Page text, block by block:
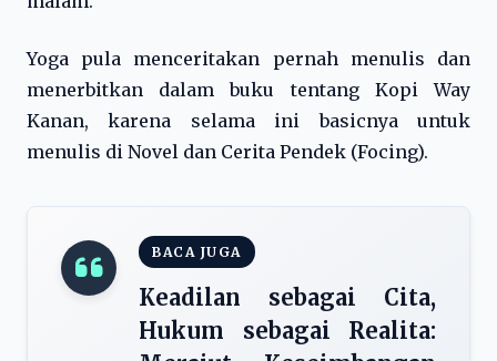
Yoga pula menceritakan pernah menulis dan
menerbitkan dalam buku tentang Kopi Way
Kanan, karena selama ini basicnya untuk
menulis di Novel dan Cerita Pendek (Focing).
BACA JUGA
Keadilan sebagai Cita,
Hukum sebagai Realita: